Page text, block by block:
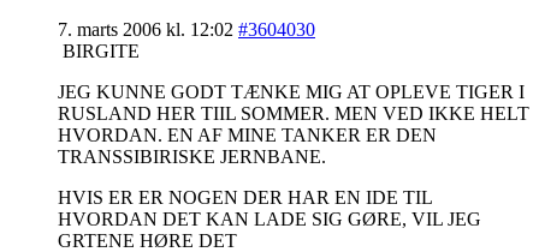
7. marts 2006 kl. 12:02 #3604030
BIRGITE
JEG KUNNE GODT TÆNKE MIG AT OPLEVE TIGER I
RUSLAND HER TIIL SOMMER. MEN VED IKKE HELT
HVORDAN. EN AF MINE TANKER ER DEN
TRANSSIBIRISKE JERNBANE.
HVIS ER ER NOGEN DER HAR EN IDE TIL
HVORDAN DET KAN LADE SIG GØRE, VIL JEG
GRTENE HØRE DET